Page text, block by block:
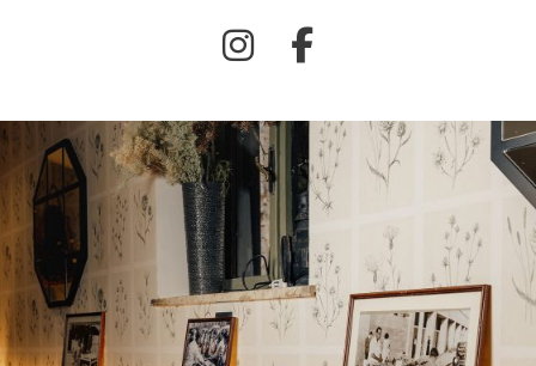
i
n
t
a
g
r
a
m
f
e
b
o
o
k
-
f